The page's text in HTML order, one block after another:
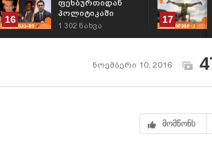
16
ფეხბურთიდან
პოლიტიკაში
წასულები -
1 302 ნახვა
17
ნოემბერი 10, 2016
მომწონს